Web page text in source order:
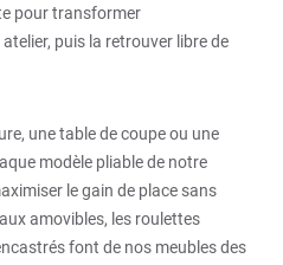
pour transformer
puis la retrouver libre de
une table de coupe ou une
modèle pliable de notre
le gain de place sans
amovibles, les roulettes
font de nos meubles des